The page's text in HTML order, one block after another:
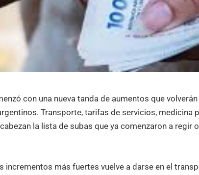
con una nueva tanda de aumentos que
Transporte, tarifas de servicios, medicina
la lista de subas que ya comenzaron a regir
incrementos más fuertes vuelve a darse en el